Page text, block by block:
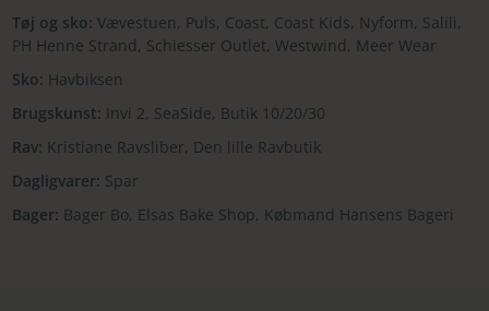
Tøj og sko: Vævestuen, Puls, Coast, Coast Kids, Nyform, Salili,
PH Henne Strand, Schiesser Outlet, Westwind, Meer Wear
Sko: Havbiksen
Brugskunst: Invi 2, SeaSide, Butik 10/20/30
Rav: Kristiane Ravsliber, Den lille Ravbutik
Dagligvarer: Spar
Bager: Bager Bo, Elsas Bake Shop, Købmand Hansens Bageri